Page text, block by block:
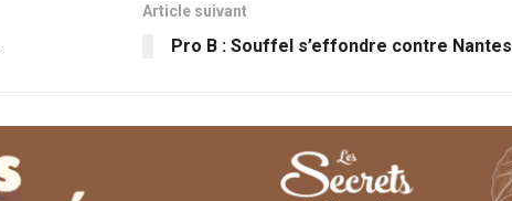
Article suivant
Pro B : Souffel s’effondre contre Nantes